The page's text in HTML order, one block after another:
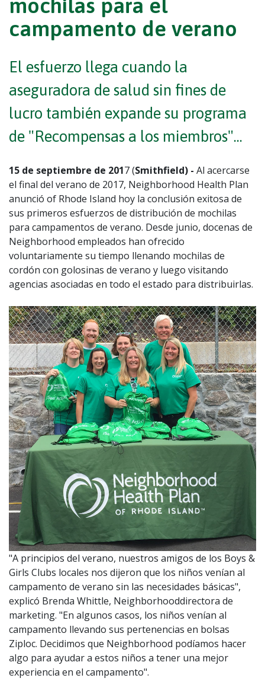
mochilas para el
campamento de verano
El esfuerzo llega cuando la
aseguradora de salud sin fines de
lucro también expande su programa
de "Recompensas a los miembros"...
15 de septiembre de 2017 (Smithfield) - Al acercarse
el final del verano de 2017, Neighborhood Health Plan
anunció of Rhode Island hoy la conclusión exitosa de
sus primeros esfuerzos de distribución de mochilas
para campamentos de verano. Desde junio, docenas de
Neighborhood empleados han ofrecido
voluntariamente su tiempo llenando mochilas de
cordón con golosinas de verano y luego visitando
agencias asociadas en todo el estado para distribuirlas.
"A principios del verano, nuestros amigos de los Boys &
Girls Clubs locales nos dijeron que los niños venían al
campamento de verano sin las necesidades básicas",
explicó Brenda Whittle, Neighborhooddirectora de
marketing. "En algunos casos, los niños venían al
campamento llevando sus pertenencias en bolsas
Ziploc. Decidimos que Neighborhood podíamos hacer
algo para ayudar a estos niños a tener una mejor
experiencia en el campamento".